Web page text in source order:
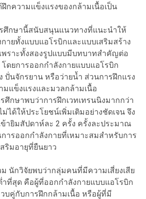
ฝึกความแข็งแรงของกล้ามเนื้อเป็น
ศึกษานี้สนับสนุนแนวทางที่แนะนำให้
ายทั้งแบบแอโรบิกและแบบเสริมสร้าง
พราะทั้งสองรูปแบบมีบทบาทสำคัญต่อ
ดยการออกกำลังกายแบบแอโรบิก
ปั่นจักรยาน หรือว่ายน้ำ ส่วนการฝึกแรง
มแข็งแรงและมวลกล้ามเนื้อ
ศึกษาพบว่าการฝึกเวทเทรนนิงมากกว่า
ได้ให้ประโยชน์เพิ่มเติมอย่างชัดเจน จึง
ข้ายิมสัปดาห์ละ 2 ครั้ง ครั้งละประมาณ
ารออกกำลังกายที่เหมาะสมสำหรับการ
ริมอายุที่ยืนยาว
นักวิจัยพบว่ากลุ่มคนที่มีความเสี่ยงเสีย
ที่สุด คือผู้ที่ออกกำลังกายแบบแอโรบิก
บคู่กับการฝึกกล้ามเนื้อ หรือผู้ที่มี